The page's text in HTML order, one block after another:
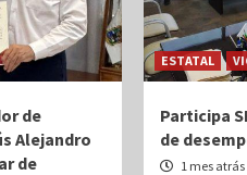
de
Alejandro
de
ESTATAL
Participa
de
1 mes atrás